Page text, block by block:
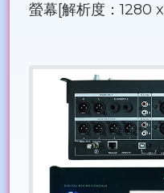
螢幕[解析度：1280